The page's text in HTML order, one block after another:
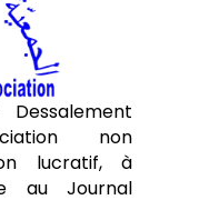
Dessalement
non
lucratif, à
au Journal